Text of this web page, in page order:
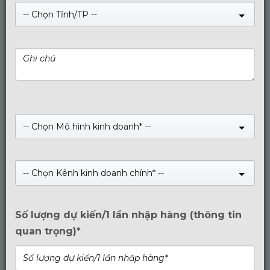
Official Account
Nhóm Zalo
Đăng ký làm Đại lý
-- Chọn Tỉnh/TP --
-- Chọn Mô hình kinh doanh* --
-- Chọn Kênh kinh doanh chính* --
Số lượng dự kiến/1 lần nhập hàng (thông tin
quan trọng)*